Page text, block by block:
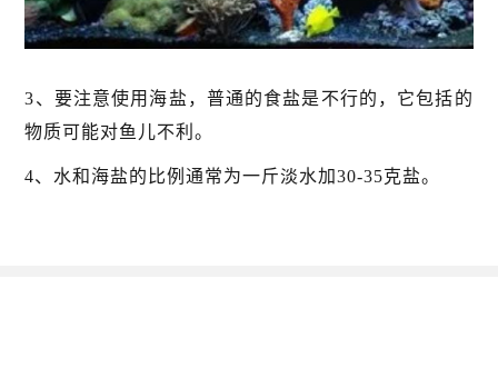
3、要注意使用海盐，普通的食盐是不行的，它包括的
物质可能对鱼儿不利。
4、水和海盐的比例通常为一斤淡水加30-35克盐。